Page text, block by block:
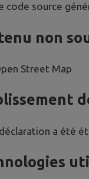
code source
non
Street Map
a été